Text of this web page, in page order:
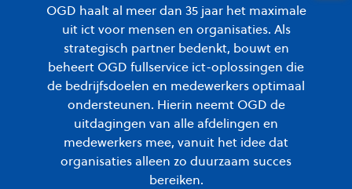
OGD haalt al meer dan 35 jaar het maximale
uit ict voor mensen en organisaties. Als
strategisch partner bedenkt, bouwt en
beheert OGD fullservice ict-oplossingen die
de bedrijfsdoelen en medewerkers optimaal
ondersteunen. Hierin neemt OGD de
uitdagingen van alle afdelingen en
medewerkers mee, vanuit het idee dat
organisaties alleen zo duurzaam succes
bereiken.